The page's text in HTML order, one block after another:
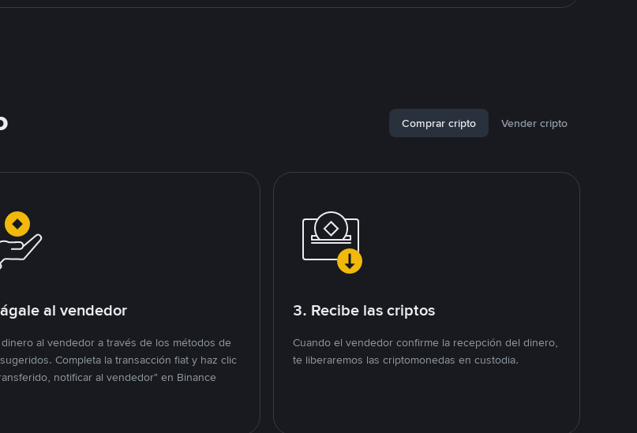
Comprar cripto Vender cripto
al vendedor
dinero al vendedor a través de los métodos de
Completa la transacción fiat y haz clic
notificar al vendedor" en Binance
3. Recibe las criptos
Cuando el vendedor confirme la recepción del dinero,
te liberaremos las criptomonedas en custodia.